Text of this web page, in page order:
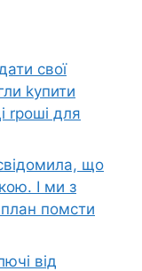
свої
kупити
rроші для
що
І ми з
помсти
від